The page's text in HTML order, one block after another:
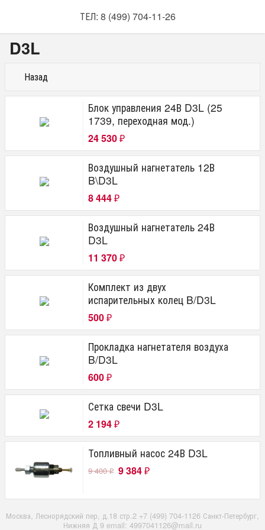
ТЕЛ: 8 (499) 704-11-26
D3L
Назад
Блок управления 24В D3L (25
1739, переходная мод.)
24 530 ₽
Воздушный нагнетатель 12В
B\D3L
8 444 ₽
Воздушный нагнетатель 24В
D3L
11 370 ₽
Комплект из двух
испарительных колец B/D3L
500 ₽
Прокладка нагнетателя воздуха
B/D3L
600 ₽
Сетка свечи D3L
2 194 ₽
Топливный насос 24В D3L
9 400₽ 9 384 ₽
Москва, Леснорядский пер, д.18 стр.2 +7 (499) 704-1126 Санкт-Петербург,
Нижняя Д 9 email: 4997041126@mail.ru